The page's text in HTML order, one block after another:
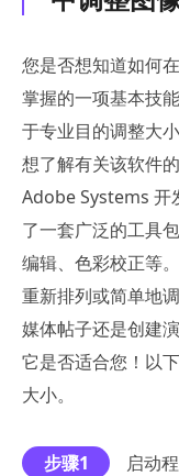
您是否想知道如何
掌握的一项基本技
于专业目的调整大
想了解有关该软件
Adobe Systems 开
了一套广泛的工具
编辑、色彩校正等
重新排列或简单地
媒体帖子还是创建
它是否适合您！以
大小。
步骤1
启动